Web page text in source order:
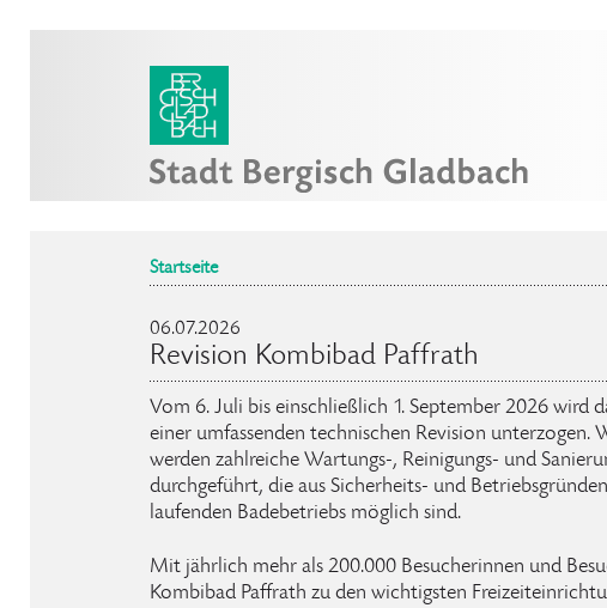
Startseite
06.07.2026
Revision Kombibad Paffrath
Vom 6. Juli bis einschließlich 1. September 2026 wird
einer umfassenden technischen Revision unterzogen.
werden zahlreiche Wartungs-, Reinigungs- und
durchgeführt, die aus Sicherheits- und
laufenden Badebetriebs möglich sind.
Mit jährlich mehr als 200.000 Besucherinnen und
Kombibad Paffrath zu den wichtigsten